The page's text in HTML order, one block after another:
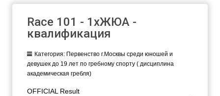
Race 101 - 1хЖЮА -
квалификация
Категория: Первенство г.Москвы среди юношей и
девушек до 19 лет по гребному спорту ( дисциплина
академическая гребля)
OFFICIAL Result